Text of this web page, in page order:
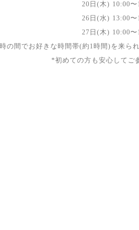
20日(木) 10:00〜
26日(水) 13:00〜
27日(木) 10:00〜
の間でお好きな時間帯(約1時間)を来ら
*初めての方も安心してご